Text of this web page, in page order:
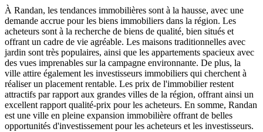
À Randan, les tendances immobilières sont à la hausse, avec une
demande accrue pour les biens immobiliers dans la région. Les
acheteurs sont à la recherche de biens de qualité, bien situés et
offrant un cadre de vie agréable. Les maisons traditionnelles avec
jardin sont très populaires, ainsi que les appartements spacieux avec
des vues imprenables sur la campagne environnante. De plus, la
ville attire également les investisseurs immobiliers qui cherchent à
réaliser un placement rentable. Les prix de l'immobilier restent
attractifs par rapport aux grandes villes de la région, offrant ainsi un
excellent rapport qualité-prix pour les acheteurs. En somme, Randan
est une ville en pleine expansion immobilière offrant de belles
opportunités d'investissement pour les acheteurs et les investisseurs.